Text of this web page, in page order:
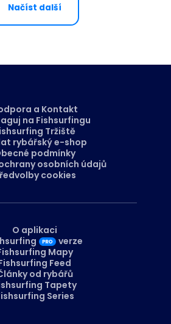
Načíst další
a Kontakt
na Fishsurfingu
Tržiště
rybářský e-shop
podmínky
osobních údajů
cookies
O aplikaci
verze
Mapy
Feed
od rybářů
Tapety
Series